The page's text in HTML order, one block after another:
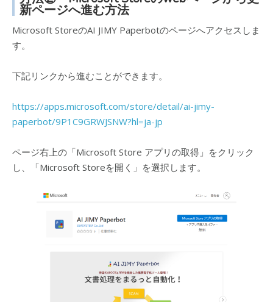
新ページへ進む方法
Microsoft StoreのAI JIMY Paperbotのページへアクセスしま
す。
下記リンクから進むことができます。
https://apps.microsoft.com/store/detail/ai-jimy-
paperbot/9P1C9GRWJSNW?hl=ja-jp
ページ右上の「Microsoft Store アプリの取得」をクリック
し、「Microsoft Storeを開く」を選択します。